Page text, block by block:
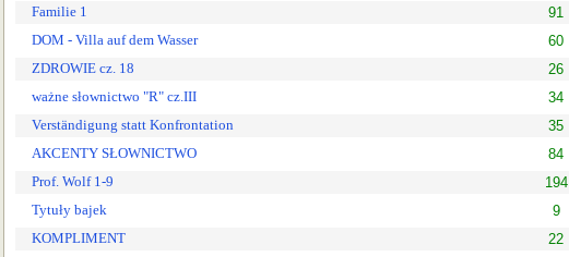
Familie 1
91
DOM - Villa auf dem Wasser
60
ZDROWIE cz. 18
26
ważne słownictwo "R" cz.III
34
Verständigung statt Konfrontation
35
AKCENTY SŁOWNICTWO
84
Prof. Wolf 1-9
194
Tytuły bajek
9
KOMPLIMENT
22